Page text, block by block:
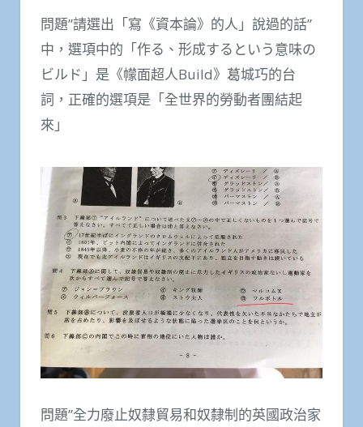
問題”請選出「寫《資本論》的人」說過的話”
中，選項中的「作る、形成するという意味の
ビルド」是《幪面超人Build》葛城巧的台
詞，正確的選項是「全世界的勞動者團結起
來」
問題”全力廢止奴隸貿易和奴隸制的英國政治家